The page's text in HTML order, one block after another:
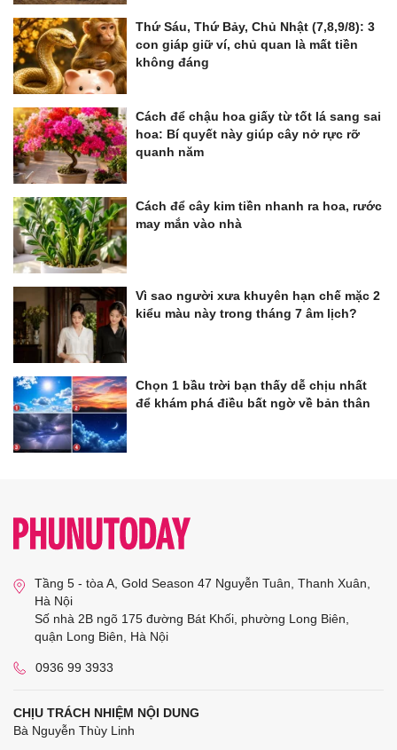
Thứ Sáu, Thứ Bảy, Chủ Nhật (7,8,9/8): 3
con giáp giữ ví, chủ quan là mất tiền
không đáng
Cách để chậu hoa giấy từ tốt lá sang sai
hoa: Bí quyết này giúp cây nở rực rỡ
quanh năm
Cách để cây kim tiền nhanh ra hoa, rước
may mắn vào nhà
Vì sao người xưa khuyên hạn chế mặc 2
kiểu màu này trong tháng 7 âm lịch?
Chọn 1 bầu trời bạn thấy dễ chịu nhất
để khám phá điều bất ngờ về bản thân
Tầng 5 - tòa A, Gold Season 47 Nguyễn Tuân, Thanh Xuân,
Hà Nội
Số nhà 2B ngõ 175 đường Bát Khối, phường Long Biên,
quận Long Biên, Hà Nội
0936 99 3933
CHỊU TRÁCH NHIỆM NỘI DUNG
Bà Nguyễn Thùy Linh